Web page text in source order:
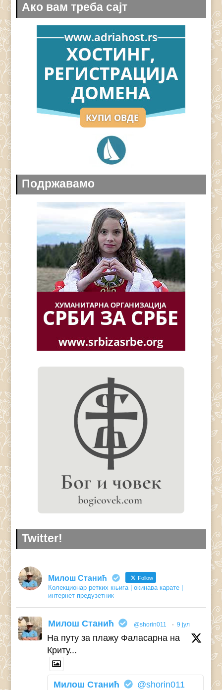
Ако вам треба сајт
Подржавамо
Twitter!
Милош Станић Follow
Колекционар ретких књига | окинава карате |
интернет предузетник
Милош Станић @shorin011 · 9 јул
На путу за плажу Фаласарна на
Криту...
Милош Станић
@shorin011